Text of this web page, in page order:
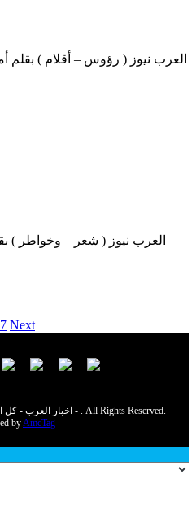
العرب نيوز ( رؤوس – أقلام ) بقلم
العرب نيوز ( شعر – وخواطر )
Next
byAmcTag